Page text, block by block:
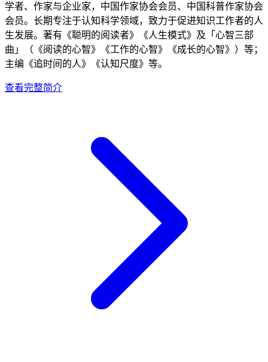
学者、作家与企业家，中国作家协会会员、中国科普作家协会
会员。长期专注于认知科学领域，致力于促进知识工作者的人
生发展。著有《聪明的阅读者》《人生模式》及「心智三部
曲」（《阅读的心智》《工作的心智》《成长的心智》）等；
主编《追时间的人》《认知尺度》等。
查看完整简介